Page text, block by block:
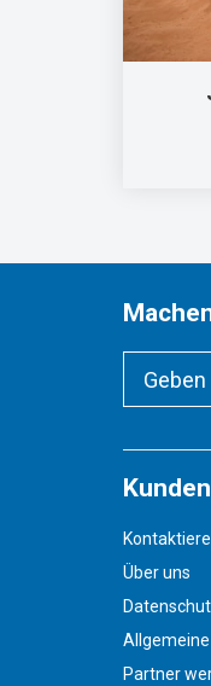
Über uns
Partner